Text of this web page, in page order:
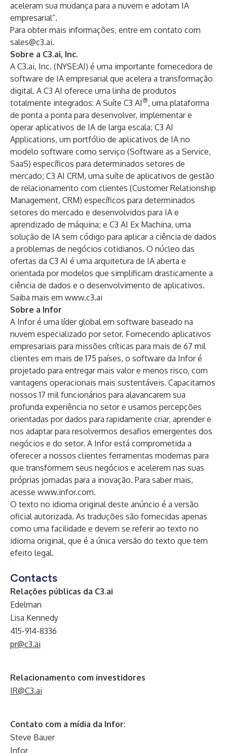
aceleram sua mudança para a nuvem e adotam IA
empresarial”.
Para obter mais informações, entre em contato com
sales@c3.ai.
Sobre a C3.ai, Inc.
A C3.ai, Inc. (NYSE:AI) é uma importante fornecedora de
software de IA empresarial que acelera a transformação
digital. A C3 AI oferece uma linha de produtos
totalmente integrados: A Suíte C3 AI ®, uma plataforma
de ponta a ponta para desenvolver, implementar e
operar aplicativos de IA de larga escala; C3 AI
Applications, um portfólio de aplicativos de IA no
modelo software como serviço (Software as a Service,
SaaS) específicos para determinados setores de
mercado; C3 AI CRM, uma suíte de aplicativos de gestão
de relacionamento com clientes (Customer Relationship
Management, CRM) específicos para determinados
setores do mercado e desenvolvidos para IA e
aprendizado de máquina; e C3 AI Ex Machina, uma
solução de IA sem código para aplicar a ciência de dados
a problemas de negócios cotidianos. O núcleo das
ofertas da C3 AI é uma arquitetura de IA aberta e
orientada por modelos que simplificam drasticamente a
ciência de dados e o desenvolvimento de aplicativos.
Saiba mais em www.c3.ai
Sobre a Infor
A Infor é uma líder global em software baseado na
nuvem especializado por setor. Fornecendo aplicativos
empresariais para missões críticas para mais de 67 mil
clientes em mais de 175 países, o software da Infor é
projetado para entregar mais valor e menos risco, com
vantagens operacionais mais sustentáveis. Capacitamos
nossos 17 mil funcionários para alavancarem sua
profunda experiência no setor e usamos percepções
orientadas por dados para rapidamente criar, aprender e
nos adaptar para resolvermos desafios emergentes dos
negócios e do setor. A Infor está comprometida a
oferecer a nossos clientes ferramentas modernas para
que transformem seus negócios e acelerem nas suas
próprias jornadas para a inovação. Para saber mais,
acesse www.infor.com.
O texto no idioma original deste anúncio é a versão
oficial autorizada. As traduções são fornecidas apenas
como uma facilidade e devem se referir ao texto no
idioma original, que é a única versão do texto que tem
efeito legal.
Contacts
Relações públicas da C3.ai
Edelman
Lisa Kennedy
415-914-8336
pr@c3.ai
Relacionamento com investidores
IR@C3.ai
Contato com a mídia da Infor:
Steve Bauer
Infor